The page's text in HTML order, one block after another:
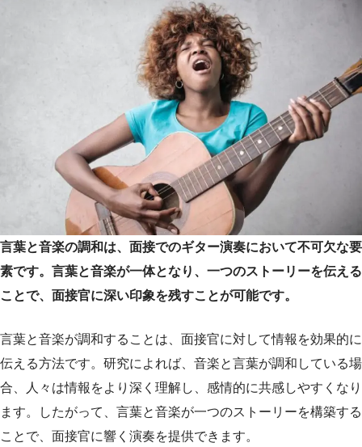
言葉と音楽の調和は、面接でのギター演奏において不可欠な要
素です。言葉と音楽が一体となり、一つのストーリーを伝える
ことで、面接官に深い印象を残すことが可能です。
言葉と音楽が調和することは、面接官に対して情報を効果的に
伝える方法です。研究によれば、音楽と言葉が調和している場
合、人々は情報をより深く理解し、感情的に共感しやすくなり
ます。したがって、言葉と音楽が一つのストーリーを構築する
ことで、面接官に響く演奏を提供できます。